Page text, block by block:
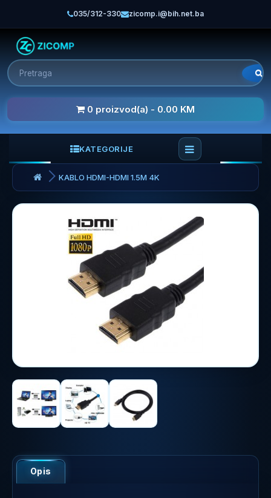
035/312-330 zicomp.i@bih.net.ba
0 proizvod(a) - 0.00 KM
KATEGORIJE
KABLO HDMI-HDMI 1.5M 4K
Opis